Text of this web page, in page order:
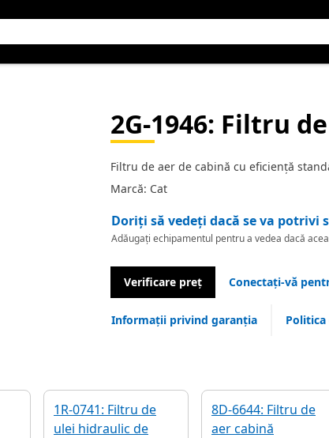
2G-1946: Filtru
Filtru de aer de cabină cu eficiență
Marcă: Cat
Doriți să vedeți dacă se va potrivi
Adăugați echipamentul pentru a vedea dacă
Verificare preț Conectați-vă
Informații privind garanția
1R-0741: Filtru de
ulei hidraulic de
8D-6644: Filtru de
aer cabină